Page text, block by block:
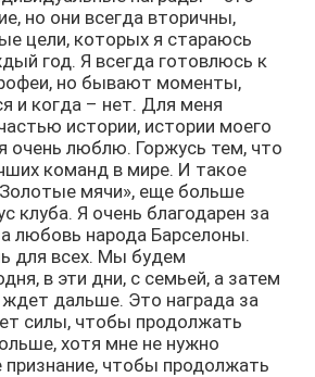
но они всегда вторичны,
цели, которых я стараюсь
год. Я всегда готовлюсь к
но бывают моменты,
и когда – нет. Для меня
истории, истории моего
очень люблю. Горжусь тем, что
команд в мире. И такое
мячи», еще больше
клуба. Я очень благодарен за
любовь народа Барселоны.
для всех. Мы будем
в эти дни, с семьей, а затем
дальше. Это награда за
силы, чтобы продолжать
хотя мне не нужно
признание, чтобы продолжать